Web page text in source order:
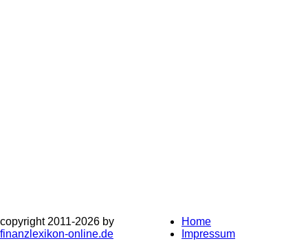
copyright 2011-2026 by
finanzlexikon-online.de
Home
Impressum